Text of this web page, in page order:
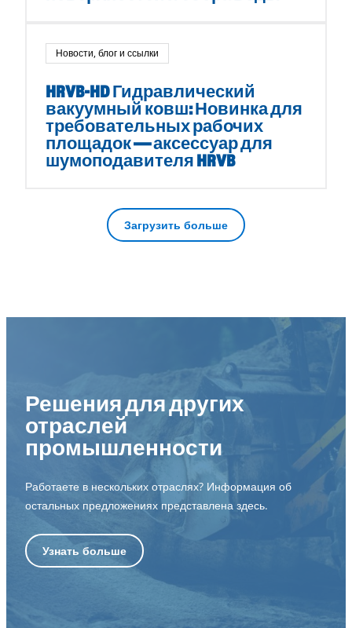
Новости, блог и ссылки
HRVB-HD Гидравлический
вакуумный ковш: Новинка для
требовательных рабочих
площадок — аксессуар для
шумоподавителя HRVB
Загрузить больше
Решения для других
отраслей
промышленности
Работаете в нескольких отраслях? Информация об
остальных предложениях представлена здесь.
Узнать больше